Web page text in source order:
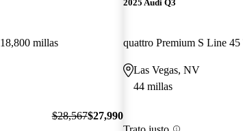
18,800 millas
$28,567$27,990
2025 Audi Q3
quattro Premium S Line
Las Vegas, NV
44 millas